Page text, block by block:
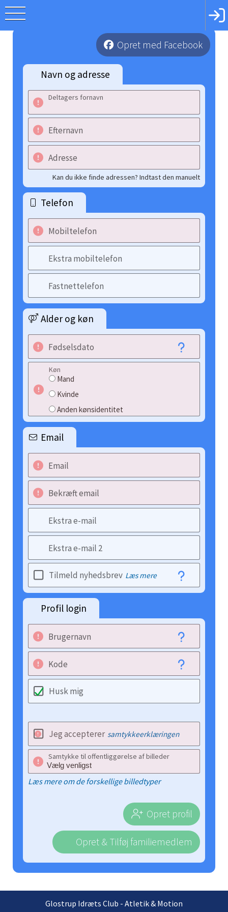
Opret med Facebook
Navn og adresse
Deltagers fornavn
Efternavn
Adresse
Kan du ikke finde adressen? Indtast den manuelt
Telefon
Mobiltelefon
Ekstra mobiltelefon
Fastnettelefon
Alder og køn
Fødselsdato
Køn
Mand
Kvinde
Anden kønsidentitet
Email
Email
Bekræft email
Ekstra e-mail
Ekstra e-mail 2
Tilmeld nyhedsbrev Læs mere
Profil login
Brugernavn
Kode
Husk mig
Jeg accepterer samtykkeerklæringen
Samtykke til offentliggørelse af billeder
Læs mere om de forskellige billedtyper
Opret profil
Opret & Tilføj familiemedlem
Glostrup Idræts Club - Atletik & Motion